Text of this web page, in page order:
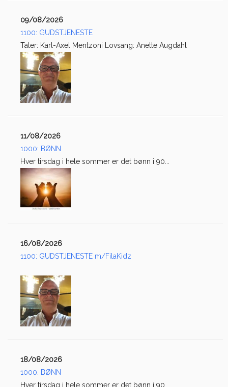
09/08/2026
1100: GUDSTJENESTE
Taler: Karl-Axel Mentzoni Lovsang: Anette Augdahl
11/08/2026
1000: BØNN
Hver tirsdag i hele sommer er det bønn i 90...
16/08/2026
1100: GUDSTJENESTE m/FilaKidz
18/08/2026
1000: BØNN
Hver tirsdag i hele sommer er det bønn i 90...